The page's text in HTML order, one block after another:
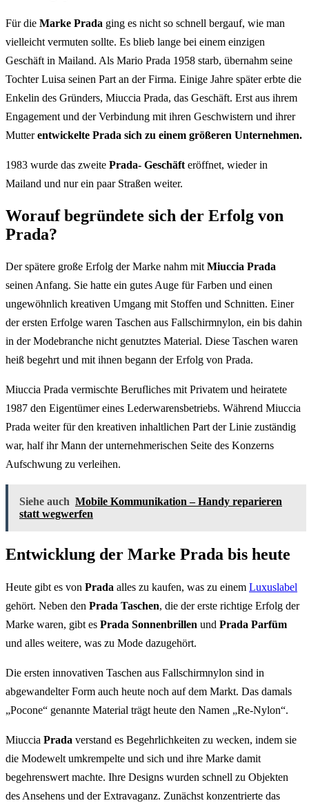
Für die Marke Prada ging es nicht so schnell bergauf, wie man
vielleicht vermuten sollte. Es blieb lange bei einem einzigen
Geschäft in Mailand. Als Mario Prada 1958 starb, übernahm seine
Tochter Luisa seinen Part an der Firma. Einige Jahre später erbte die
Enkelin des Gründers, Miuccia Prada, das Geschäft. Erst aus ihrem
Engagement und der Verbindung mit ihren Geschwistern und ihrer
Mutterentwickelte Prada sich zu einem größeren Unternehmen.
1983 wurde das zweite Prada- Geschäft eröffnet, wieder in
Mailand und nur ein paar Straßen weiter.
Worauf begründete sich der Erfolg von
Prada?
Der spätere große Erfolg der Marke nahm mitMiuccia Prada
seinen Anfang. Sie hatte ein gutes Auge für Farben und einen
ungewöhnlich kreativen Umgang mit Stoffen und Schnitten. Einer
der ersten Erfolge waren Taschen aus Fallschirmnylon, ein bis dahin
in der Modebranche nicht genutztes Material. Diese Taschen waren
heiß begehrt und mit ihnen begann der Erfolg von Prada.
Miuccia Prada vermischte Berufliches mit Privatem und heiratete
1987 den Eigentümer eines Lederwarensbetriebs. Während Miuccia
Prada weiter für den kreativen inhaltlichen Part der Linie zuständig
war, half ihr Mann der unternehmerischen Seite des Konzerns
Aufschwung zu verleihen.
Siehe auch Mobile Kommunikation – Handy reparieren
statt wegwerfen
Entwicklung der Marke Prada bis heute
Heute gibt es von Prada alles zu kaufen, was zu einem Luxuslabel
gehört. Neben den Prada Taschen, die der erste richtige Erfolg der
Marke waren, gibt es Prada Sonnenbrillen und Prada Parfüm
und alles weitere, was zu Mode dazugehört.
Die ersten innovativen Taschen aus Fallschirmnylon sind in
abgewandelter Form auch heute noch auf dem Markt. Das damals
„Pocone“ genannte Material trägt heute den Namen „Re-Nylon“.
Miuccia Prada verstand es Begehrlichkeiten zu wecken, indem sie
die Modewelt umkrempelte und sich und ihre Marke damit
begehrenswert machte. Ihre Designs wurden schnell zu Objekten
des Ansehens und der Extravaganz. Zunächst konzentrierte das